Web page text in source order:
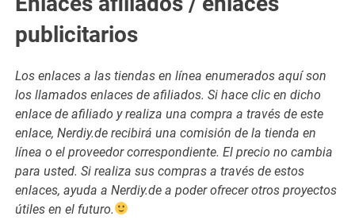
publicitarios
Los enlaces a las tiendas en línea enumerados aquí son
los llamados enlaces de afiliados. Si hace clic en dicho
enlace de afiliado y realiza una compra a través de este
enlace, Nerdiy.de recibirá una comisión de la tienda en
línea o el proveedor correspondiente. El precio no cambia
para usted. Si realiza sus compras a través de estos
enlaces, ayuda a Nerdiy.de a poder ofrecer otros proyectos
útiles en el futuro.